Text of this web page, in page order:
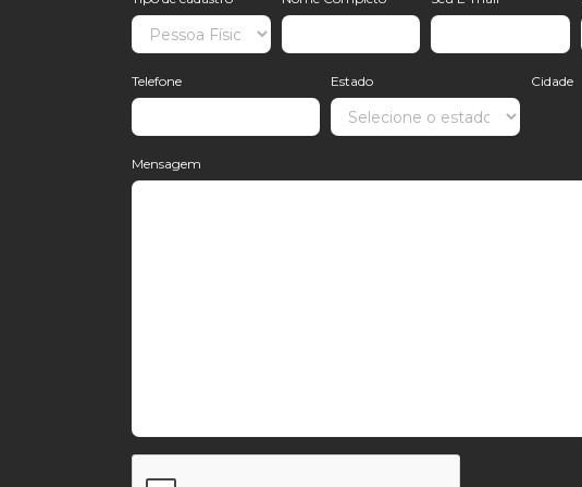
Telefone Estado Cidade
Mensagem